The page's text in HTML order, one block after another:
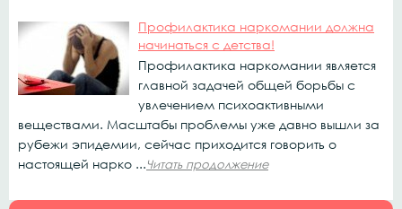
Профилактика наркомании должна
начинаться с детства!
Профилактика наркомании является
главной задачей общей борьбы с
увлечением психоактивными
веществами. Масштабы проблемы уже давно вышли за
рубежи эпидемии, сейчас приходится говорить о
настоящей нарко ...Читать продолжение